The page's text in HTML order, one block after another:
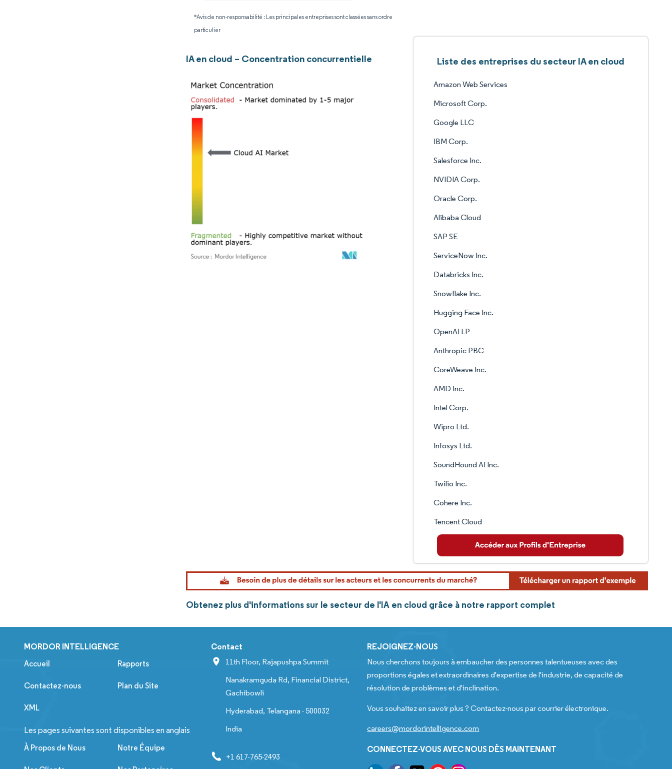
*Avis de non-responsabilité : Les principales entreprises sont classées sans ordre
particulier
IA en cloud – Concentration concurrentielle Liste des entreprises du secteur IA en cloud
Amazon Web Services
Microsoft Corp.
Google LLC
IBM Corp.
Salesforce Inc.
NVIDIA Corp.
Oracle Corp.
Alibaba Cloud
SAP SE
ServiceNow Inc.
Databricks Inc.
Snowflake Inc.
Hugging Face Inc.
OpenAI LP
Anthropic PBC
CoreWeave Inc.
AMD Inc.
Intel Corp.
Wipro Ltd.
Infosys Ltd.
SoundHound AI Inc.
Twilio Inc.
Cohere Inc.
Tencent Cloud
Obtenez plus d'informations sur le secteur de l'IA en cloud grâce à notre rapport complet
MORDOR INTELLIGENCE
Accueil Rapports
Contactez-nous Plan du Site
XML
Les pages suivantes sont disponibles en anglais
À Propos de Nous Notre Équipe
Contact
11th Floor, Rajapushpa Summit
Nanakramguda Rd, Financial District,
Gachibowli
Hyderabad, Telangana - 500032
India
+1 617-765-2493
REJOIGNEZ-NOUS
Nous cherchons toujours à embaucher des personnes talentueuses avec des
proportions égales et extraordinaires d'expertise de l'industrie, de capacité de
résolution de problèmes et d'inclination.
Vous souhaitez en savoir plus ? Contactez-nous par courrier électronique.
careers@mordorintelligence.com
CONNECTEZ-VOUS AVEC NOUS DÈS MAINTENANT